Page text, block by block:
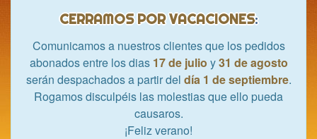
CERRAMOS POR VACACIONES:
Comunicamos a nuestros clientes que los pedidos
abonados entre los dias 17 de julio y31 de agosto
serán despachados a partir del día 1 de septiembre.
Rogamos disculpéis las molestias que ello pueda
causaros.
¡Feliz verano!